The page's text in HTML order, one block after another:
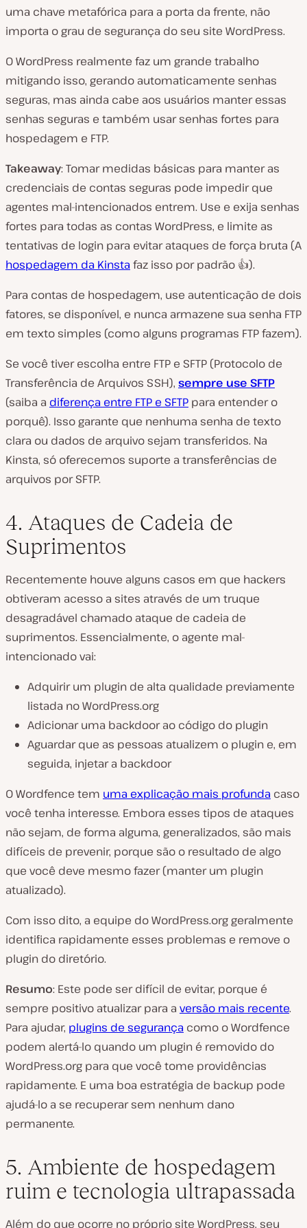
uma chave metafórica para a porta da frente, não
importa o grau de segurança do seu site WordPress.
O WordPress realmente faz um grande trabalho
mitigando isso, gerando automaticamente senhas
seguras, mas ainda cabe aos usuários manter essas
senhas seguras e também usar senhas fortes para
hospedagem e FTP.
Takeaway: Tomar medidas básicas para manter as
credenciais de contas seguras pode impedir que
agentes mal-intencionados entrem. Use e exija senhas
fortes para todas as contas WordPress, e limite as
tentativas de login para evitar ataques de força bruta (A
hospedagem da Kinstafaz isso por padrão 👍).
Para contas de hospedagem, use autenticação de dois
fatores, se disponível, e nunca armazene sua senha FTP
em texto simples (como alguns programas FTP fazem).
Se você tiver escolha entre FTP e SFTP (Protocolo de
Transferência de Arquivos SSH), sempre use SFTP
(saiba a diferença entre FTP e SFTP para entender o
porquê). Isso garante que nenhuma senha de texto
clara ou dados de arquivo sejam transferidos. Na
Kinsta, só oferecemos suporte a transferências de
arquivos por SFTP.
4. Ataques de Cadeia de
Suprimentos
Recentemente houve alguns casos em que hackers
obtiveram acesso a sites através de um truque
desagradável chamado ataque de cadeia de
suprimentos. Essencialmente, o agente mal-
intencionado vai:
Adquirir um plugin de alta qualidade previamente
listada no WordPress.org
Adicionar uma backdoor ao código do plugin
Aguardar que as pessoas atualizem o plugin e, em
seguida, injetar a backdoor
O Wordfence tem uma explicação mais profunda caso
você tenha interesse. Embora esses tipos de ataques
não sejam, de forma alguma, generalizados, são mais
difíceis de prevenir, porque são o resultado de algo
que você deve mesmo fazer (manter um plugin
atualizado).
Com isso dito, a equipe do WordPress.org geralmente
identifica rapidamente esses problemas e remove o
plugin do diretório.
Resumo: Este pode ser difícil de evitar, porque é
sempre positivo atualizar para a versão mais recente.
Para ajudar, plugins de segurança como o Wordfence
podem alertá-lo quando um plugin é removido do
WordPress.org para que você tome providências
rapidamente. E uma boa estratégia de backup pode
ajudá-lo a se recuperar sem nenhum dano
permanente.
5. Ambiente de hospedagem
ruim e tecnologia ultrapassada
Além do que ocorre no próprio site WordPress, seu